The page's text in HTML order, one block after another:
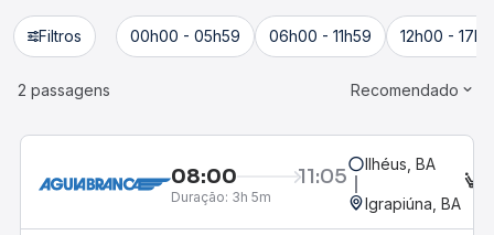
Filtros 00h00 - 05h59 06h00 - 11h59 12h00 -
2 passagens Recomendado
08:00 11:05
Duração: 3h 5m
Ilhéus, BA
Igrapiúna, BA